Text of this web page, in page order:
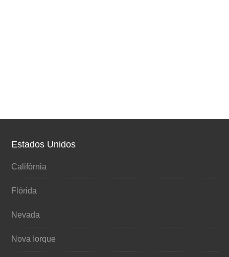
Estados Unidos
Califórnia
Flórida
Nevada
Nova Iorque